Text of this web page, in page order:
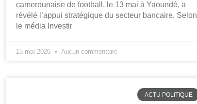
camerounaise de football, le 13 mai à Yaoundé, a
révélé l’appui stratégique du secteur bancaire. Selon
le média Investir
15 mai 2026 Aucun commentaire
ACTU POLITIQUE